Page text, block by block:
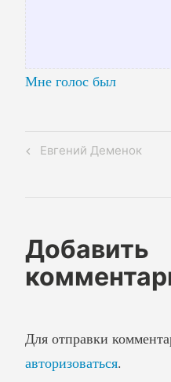
Мне голос был
Навигация
Previous
Евгений Деменок
Добавить
Для отправки
авторизоваться.